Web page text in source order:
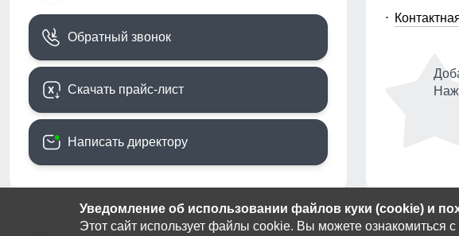
Уведомление об использовании файлов куки (cookie) и
Этот сайт использует файлы cookie. Вы можете ознакомиться с
Обратный звонок
Скачать прайс-лист
Написать директору
© 2014-